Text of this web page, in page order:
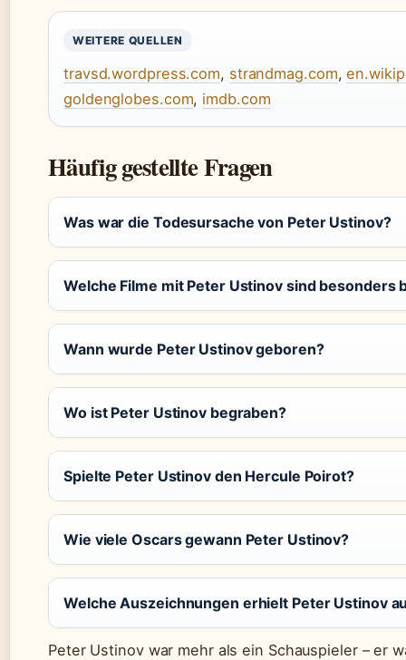
WEITERE QUELLEN
travsd.wordpress.com, strandmag.com,
goldenglobes.com, imdb.com
Häufig gestellte Fragen
Was war die Todesursache von Peter Ustinov?
Welche Filme mit Peter Ustinov sind besonders
Wann wurde Peter Ustinov geboren?
Wo ist Peter Ustinov begraben?
Spielte Peter Ustinov den Hercule Poirot?
Wie viele Oscars gewann Peter Ustinov?
Welche Auszeichnungen erhielt Peter Ustinov
Peter Ustinov war mehr als ein Schauspieler – er